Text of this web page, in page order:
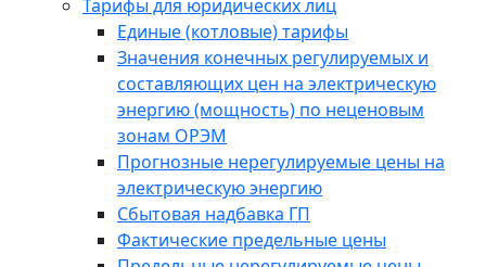
Тарифы для юридических лиц
Единые (котловые) тарифы
Значения конечных регулируемых и
составляющих цен на электрическую
энергию (мощность) по неценовым
зонам ОРЭМ
Прогнозные нерегулируемые цены на
электрическую энергию
Сбытовая надбавка ГП
Фактические предельные цены